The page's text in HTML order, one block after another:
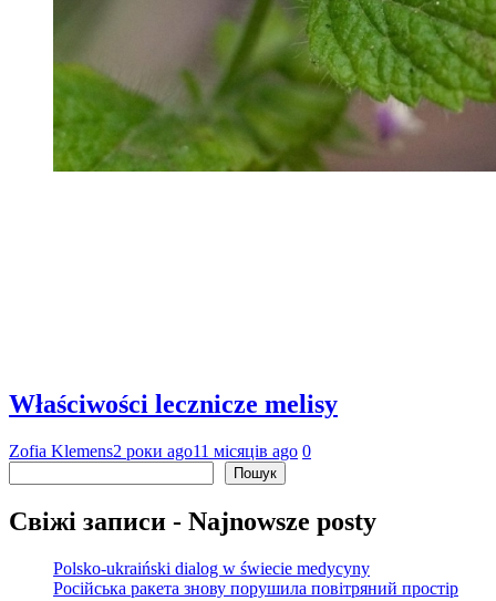
Właściwości lecznicze melisy
Zofia Klemens2 роки ago11 місяців ago 0
Пошук
Свіжі записи - Najnowsze posty
Polsko-ukraiński dialog w świecie medycyny
Російська ракета знову порушила повітряний простір